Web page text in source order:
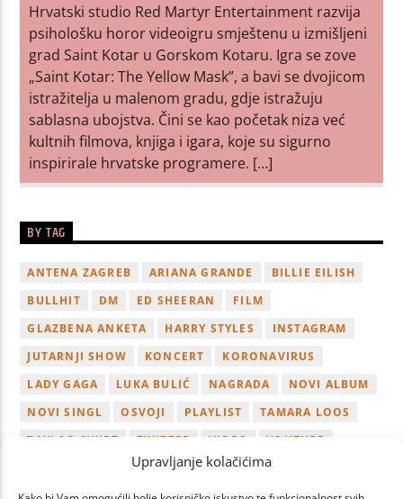
Upravljanje kolačićima
Hrvatski studio Red Martyr Entertainment razvija
psihološku horor videoigru smještenu u izmišljeni
grad Saint Kotar u Gorskom Kotaru. Igra se zove
„Saint Kotar: The Yellow Mask”, a bavi se dvojicom
istražitelja u malenom gradu, gdje istražuju
sablasna ubojstva. Čini se kao početak niza već
kultnih filmova, knjiga i igara, koje su sigurno
inspirirale hrvatske programere. […]
BY TAG
ANTENA ZAGREB ARIANA GRANDE
BILLIE EILISH
BULLHIT
DM ED SHEERAN
FILM
GLAZBENA ANKETA
HARRY STYLES
INSTAGRAM
JUTARNJI SHOW
KONCERT
KORONAVIRUS
LADY GAGA
LUKA BULIĆ NAGRADA
NOVI ALBUM
NOVI SINGL
OSVOJI PLAYLIST
TAMARA LOOS
TAYLOR SWIFT
TWITTER VIDEO
YOUTUBE